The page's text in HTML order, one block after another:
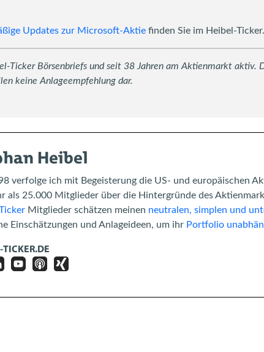
Updates zur Microsoft-Aktie finden Sie im Heibel-Ticker.
Ticker Börsenbriefs und seit 38 Jahren am Aktienmarkt aktiv.
keine Anlageempfehlung dar.
Heibel
verfolge ich mit Begeisterung die US- und europäischen
als 25.000 Mitglieder über die Hintergründe des
Mitglieder schätzen meinen neutralen, simplen und
Einschätzungen und Anlageideen, um ihr Portfolio
TICKER.DE